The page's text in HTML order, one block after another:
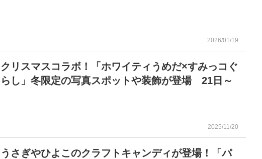
2026/01/19
クリスマスコラボ！「ホワイティうめだ×すみっコぐ
らし」冬限定の写真スポットや装飾が登場 21日～
2025/11/20
うさぎやひよこのクラフトキャンディが登場！「パ